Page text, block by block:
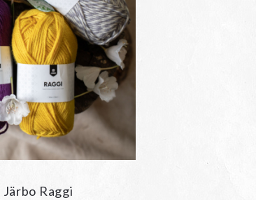
Järbo Raggi